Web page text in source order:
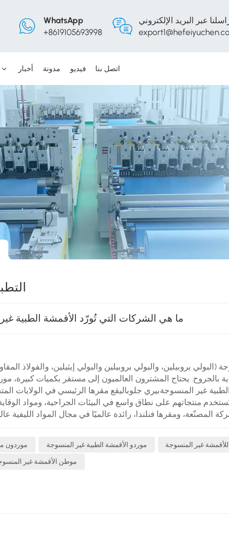
WhatsApp
+8619105693998
عبر البريد الإلكتروني
أخبار مدونة فيديو اتصل بنا
ما هي الشركات التي تُورّد الأقمشة الطبية
(البولي بروبيلين، والبولي بروبيلين والبولي إيثيلين، والفولاذ
بالجروح. يحتاج المشترون العالميون إلى مستقر بكميات
غير المنسوجةبيري جلوباليقع مقرها الرئيسي في الولايات
منتجاتهم على نطاق واسع في البيئات الجراحية، ومواد
المصنّعة، ومقرها فنلندا، رائدة عالميًا في مجال المواد الليفية
موردون موردو الأقمشة الطبية غير المنسوجة للأقمشة غير المنسوجة
موطن الأقمشة غير